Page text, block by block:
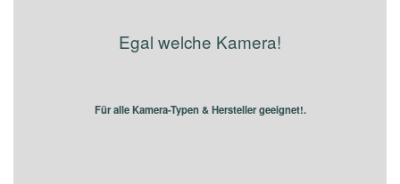
Egal welche Kamera!
Für alle Kamera-Typen & Hersteller geeignet!.